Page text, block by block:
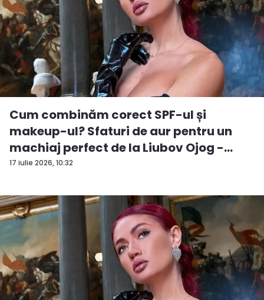
17 iulie 2026, 10:32
Cum combinăm corect SPF-ul și
makeup-ul? Sfaturi de aur pentru un
machiaj perfect de la Liubov Ojog -
VID...